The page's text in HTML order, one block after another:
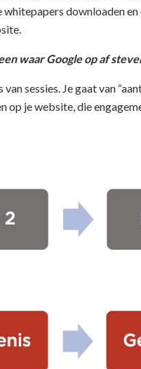
downloaden en
waar Google op af
sessies. Je gaat van
op je website, die